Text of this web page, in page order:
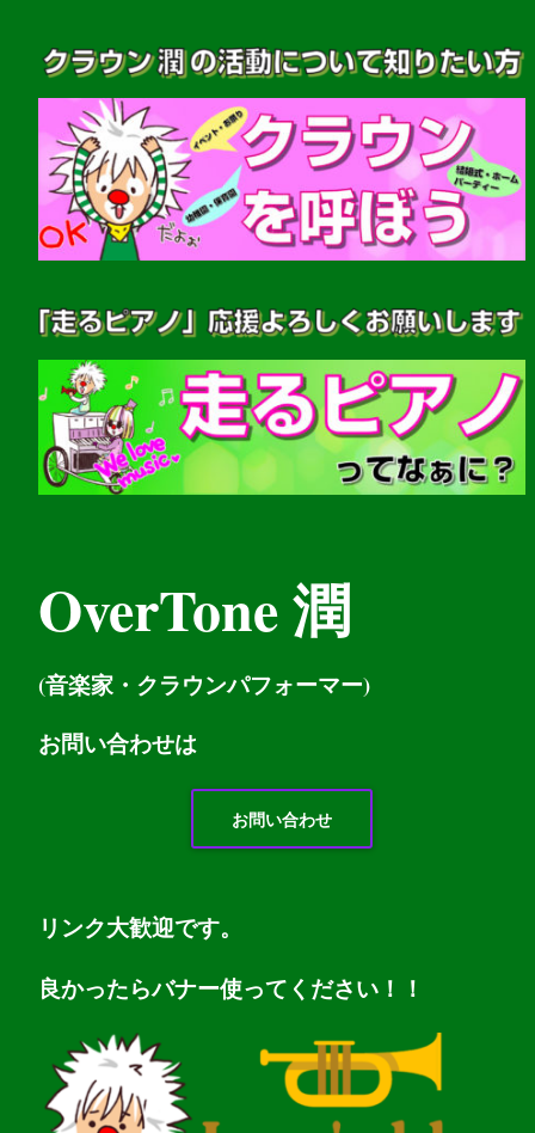
OverTone 潤
(音楽家・クラウンパフォーマー)
お問い合わせは
お問い合わせ
リンク大歓迎です。
良かったらバナー使ってください！！